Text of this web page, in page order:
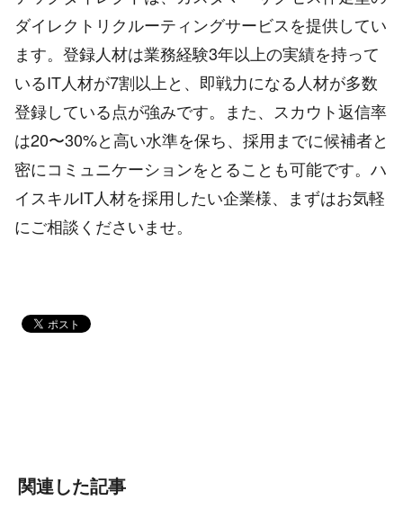
ダイレクトリクルーティングサービスを提供してい
ます。登録人材は業務経験3年以上の実績を持って
いるIT人材が7割以上と、即戦力になる人材が多数
登録している点が強みです。また、スカウト返信率
は20〜30%と高い水準を保ち、採用までに候補者と
密にコミュニケーションをとることも可能です。ハ
イスキルIT人材を採用したい企業様、まずはお気軽
にご相談くださいませ。
関連した記事